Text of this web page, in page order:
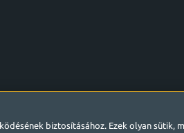
biztosításához. Ezek olyan sütik,